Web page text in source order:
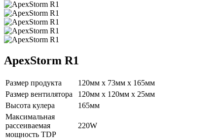
ApexStorm R1
Размер продукта
120мм x 73мм x 165мм
Размер вентилятора
120мм х 120мм х 25мм
Высота кулера
165мм
Максимальная
рассеиваемая
мощность TDP
220W